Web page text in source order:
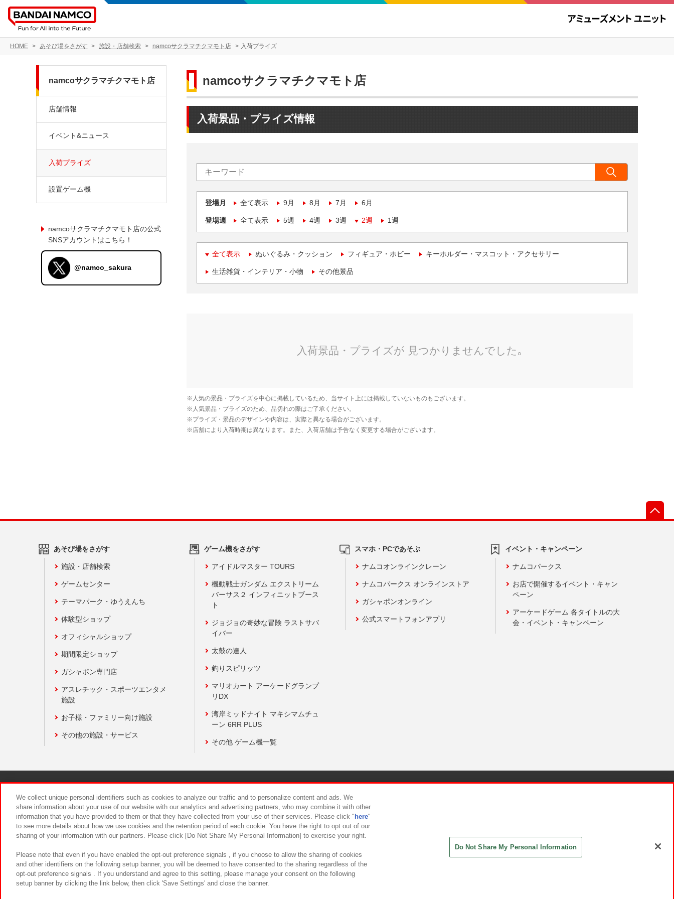
HOME あそび場をさがす 施設・店舗検索 namcoサクラマチクマモト店 入荷プライズ
namcoサクラマチクマモト店
入荷景品・プライズ情報
登場月 全て表示 9月 8月 7月 6月
登場週 全て表示 5週 4週 3週 2週 1週
全て表示 ぬいぐるみ・クッション フィギュア・ホビー キーホルダー・マスコット・アクセサリー
生活雑貨・インテリア・小物 その他景品
namcoサクラマチクマモト店
店舗情報
イベント&ニュース
入荷プライズ
設置ゲーム機
namcoサクラマチクマモト店の公式
SNSアカウントはこちら！
@namco_sakura
あそび場をさがす
施設・店舗検索
ゲームセンター
テーマパーク・ゆうえんち
体験型ショップ
オフィシャルショップ
期間限定ショップ
ガシャポン専門店
アスレチック・スポーツエンタメ
施設
お子様・ファミリー向け施設
その他の施設・サービス
ゲーム機をさがす
アイドルマスター TOURS
機動戦士ガンダム エクストリーム
バーサス２ インフィニットブース
ト
ジョジョの奇妙な冒険 ラストサバ
イバー
太鼓の達人
釣りスピリッツ
マリオカート アーケードグランプ
リDX
湾岸ミッドナイト マキシマムチュ
ーン 6RR PLUS
その他 ゲーム機一覧
スマホ・PCであそぶ
ナムコオンラインクレーン
ナムコパークス オンラインストア
ガシャポンオンライン
公式スマートフォンアプリ
イベント・キャンペーン
ナムコパークス
お店で開催するイベント・キャン
ペーン
アーケードゲーム 各タイトルの大
会・イベント・キャンペーン
食品のご提供について カスタマーハラスメント対応方針
We collect unique personal identifiers such as cookies to analyze our traffic and to personalize content and ads. We
share information about your use of our website with our analytics and advertising partners, who may combine it with other
information that you have provided to them or that they have collected from your use of their services. Please click " here"
to see more details about how we use cookies and the retention period of each cookie. You have the right to opt out of our
sharing of your information with our partners. Please click [Do Not Share My Personal Information] to exercise your right.
Please note that even if you have enabled the opt-out preference signals , if you choose to allow the sharing of cookies
and other identifiers on the following setup banner, you will be deemed to have consented to the sharing regardless of the
opt-out preference signals . If you understand and agree to this setting, please manage your consent on the following
setup banner by clicking the link below, then click 'Save Settings' and close the banner.
Do Not Share My Personal Information